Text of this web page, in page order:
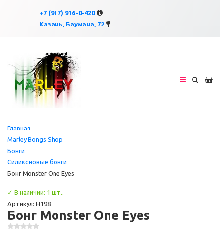
+7 (917) 916-0-420
Казань, Баумана, 72×
Главная
Marley Bongs Shop
Бонги
Силиконовые бонги
Бонг Monster One Eyes
✓ В наличии: 1 шт..
Артикул: H198
Бонг Monster One Eyes